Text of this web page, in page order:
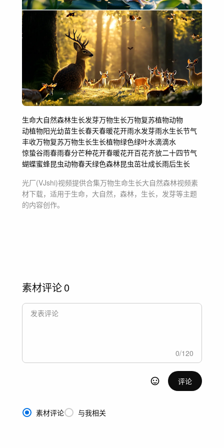
生命大自然森林生长发芽万物生长万物复苏植物动物
动植物阳光幼苗生长春天春暖花开雨水发芽雨水生长节气
丰收万物复苏万物生长生长植物绿色绿叶水滴滴水
惊蛰谷雨春雨春分芒种花开春暖花开百花齐放二十四节气
蝴蝶蜜蜂昆虫动物春天绿色森林昆虫茁壮成长雨后生长
光厂(VJshi)视频提供合集万物生命生长大自然森林视频素
材下载，适用于生命，大自然，森林，生长，发芽等主题
的内容创作。
素材评论0
0/120
评论
素材评论 与我相关